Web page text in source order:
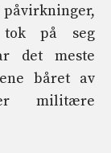
påvirkninger,
tok på seg
det meste
båret av
militære